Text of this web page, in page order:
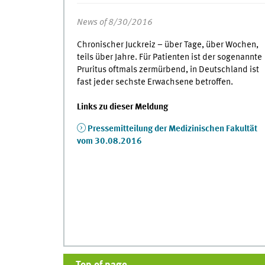
News of 8/30/2016
Chronischer Juckreiz – über Tage, über Wochen,
teils über Jahre. Für Patienten ist der sogenannte
Pruritus oftmals zermürbend, in Deutschland ist
fast jeder sechste Erwachsene betroffen.
Links zu dieser Meldung
Pressemitteilung der Medizinischen Fakultät
vom 30.08.2016